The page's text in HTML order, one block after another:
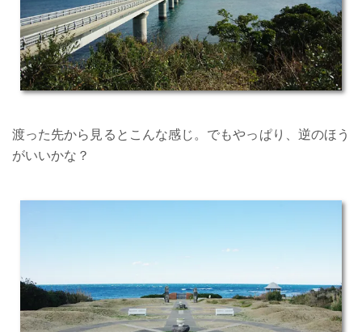
渡った先から見るとこんな感じ。でもやっぱり、逆のほう
がいいかな？